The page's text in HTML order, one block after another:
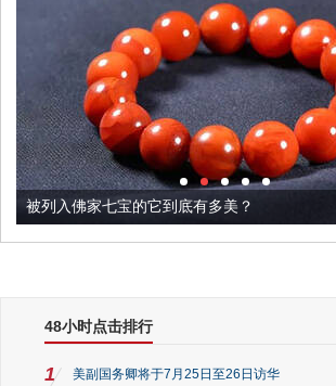
被列入佛家七宝的它到底有多美？
48小时点击排行
1 美副国务卿将于7月25日至26日访华